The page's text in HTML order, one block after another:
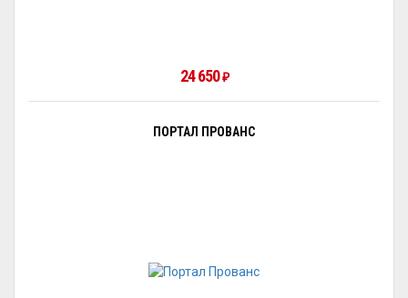
24 650₽
ПОРТАЛ ПРОВАНС